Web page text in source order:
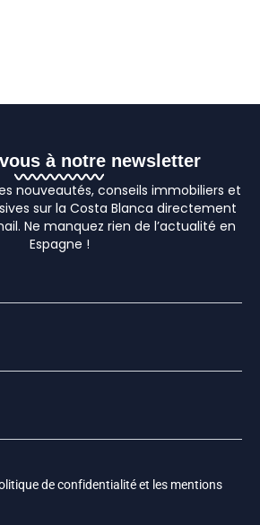
à notre newsletter
nouveautés, conseils immobiliers et
sur la Costa Blanca directement
Ne manquez rien de l’actualité en
Espagne !
de confidentialitéet les mentions